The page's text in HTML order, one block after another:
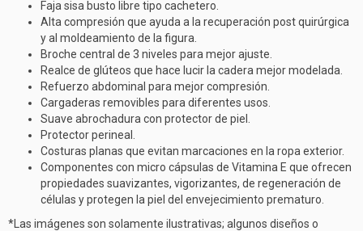
Faja sisa busto libre tipo cachetero.
Alta compresión que ayuda a la recuperación post quirúrgica
y al moldeamiento de la figura.
Broche central de 3 niveles para mejor ajuste.
Realce de glúteos que hace lucir la cadera mejor modelada.
Refuerzo abdominal para mejor compresión.
Cargaderas removibles para diferentes usos.
Suave abrochadura con protector de piel.
Protector perineal.
Costuras planas que evitan marcaciones en la ropa exterior.
Componentes con micro cápsulas de Vitamina E que ofrecen
propiedades suavizantes, vigorizantes, de regeneración de
células y protegen la piel del envejecimiento prematuro.
*Las imágenes son solamente ilustrativas; algunos diseños o